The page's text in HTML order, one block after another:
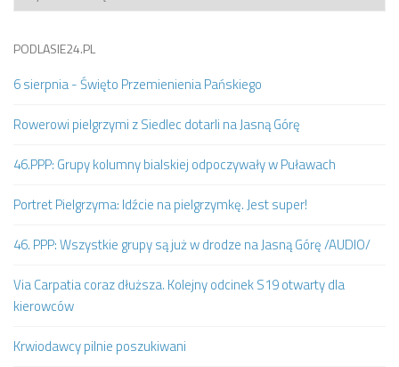
PODLASIE24.PL
6 sierpnia - Święto Przemienienia Pańskiego
Rowerowi pielgrzymi z Siedlec dotarli na Jasną Górę
46.PPP: Grupy kolumny bialskiej odpoczywały w Puławach
Portret Pielgrzyma: Idźcie na pielgrzymkę. Jest super!
46. PPP: Wszystkie grupy są już w drodze na Jasną Górę /AUDIO/
Via Carpatia coraz dłuższa. Kolejny odcinek S19 otwarty dla
kierowców
Krwiodawcy pilnie poszukiwani